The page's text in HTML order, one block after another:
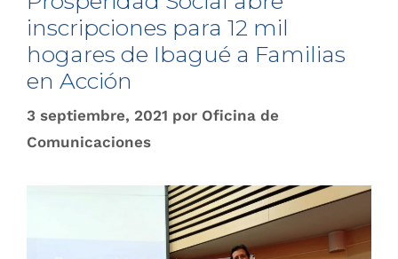
inscripciones para 12 mil
hogares de Ibagué a Familias
en Acción
3 septiembre, 2021 por Oficina de
Comunicaciones